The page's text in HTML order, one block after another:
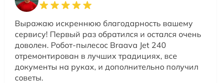
Выражаю искреннюю благодарность вашему
сервису! Первый раз обратился и остался очень
доволен. Робот-пылесос Braava Jet 240
отремонтирован в лучших традициях, все
документы на руках, и дополнительно получил
советы.